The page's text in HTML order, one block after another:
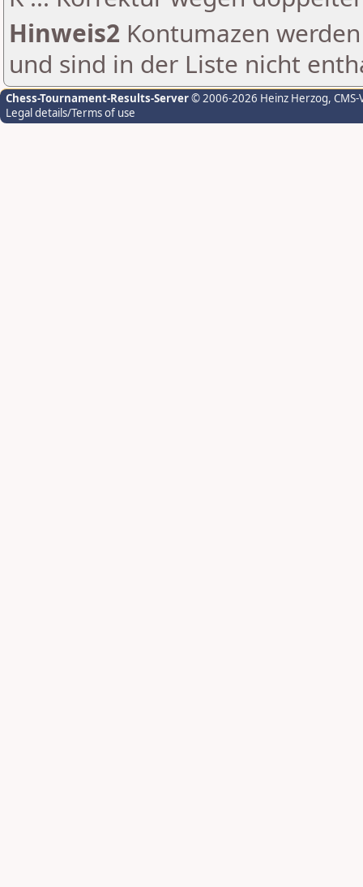
Hinweis2 Kontumazen
und sind in der Liste nicht
Chess-Tournament-Results-Server© 2006-2026 Heinz Herzog,
Legal details/Terms of use